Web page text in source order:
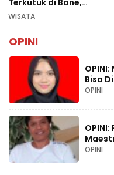
Rekomendasi Liburan
WISATA
OPINI
Bisa
OPINI
OPINI